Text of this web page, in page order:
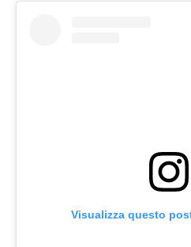
Visualizza questo